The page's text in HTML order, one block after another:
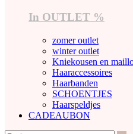
In OUTLET %
zomer outlet
winter outlet
Kniekousen en
Haaraccessoires
Haarbanden
SCHOENTJES
Haarspeldjes
CADEAUBON